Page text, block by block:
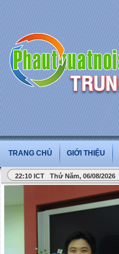
TRANG CHỦ GIỚI THIỆU
22:10 ICT Thứ Năm, 06/08/2026